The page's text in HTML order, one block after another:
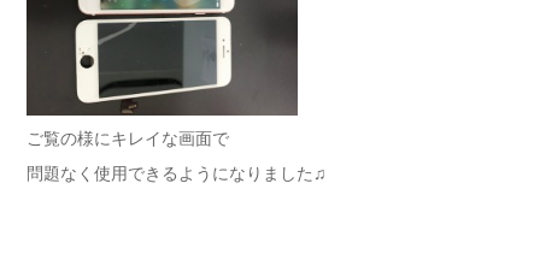
ご覧の様にキレイな画面で
問題なく使用できるようになりました♫